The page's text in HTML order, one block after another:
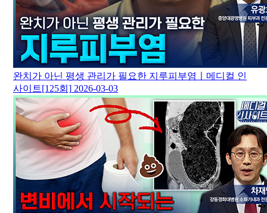
완치가 아닌 평생 관리가 필요한 지루피부염ㅣ메디컬 인
사이트[125회] 2026-03-03